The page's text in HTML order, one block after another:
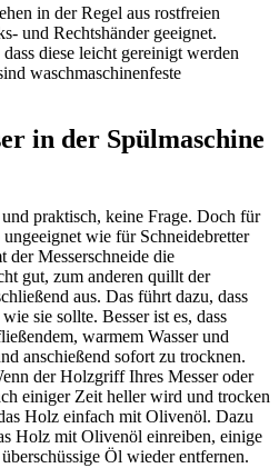
in der Regel aus rostfreien
und Rechtshänder geeignet.
diese leicht gereinigt werden
waschmaschinenfeste
in der Spülmaschine
praktisch, keine Frage. Doch für
ungeeignet wie für Schneidebretter
der Messerschneide die
gut, zum anderen quillt der
aus. Das führt dazu, dass
sie sollte. Besser ist es, dass
warmem Wasser und
anschießend sofort zu trocknen.
der Holzgriff Ihres Messer oder
einiger Zeit heller wird und trocken
Holz einfach mit Olivenöl. Dazu
Holz mit Olivenöl einreiben, einige
Öl wieder entfernen.